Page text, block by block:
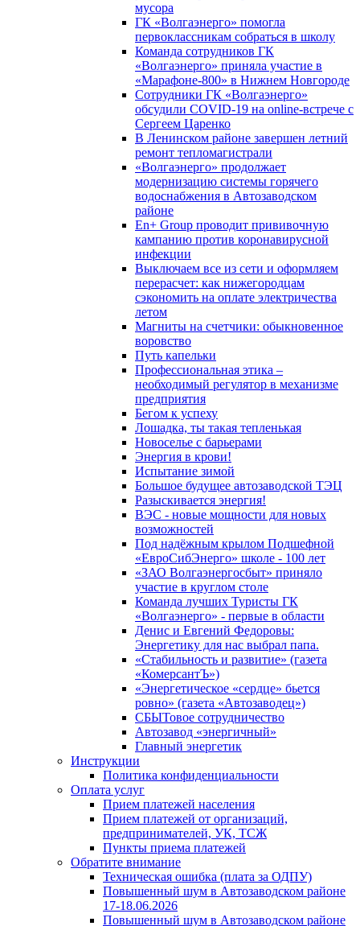
мусора
ГК «Волгаэнерго» помогла
первоклассникам собраться в школу
Команда сотрудников ГК
«Волгаэнерго» приняла участие в
«Марафоне-800» в Нижнем Новгороде
Сотрудники ГК «Волгаэнерго»
обсудили COVID-19 на online-встрече с
Сергеем Царенко
В Ленинском районе завершен летний
ремонт тепломагистрали
«Волгаэнерго» продолжает
модернизацию системы горячего
водоснабжения в Автозаводском
районе
En+ Group проводит прививочную
кампанию против коронавирусной
инфекции
Выключаем все из сети и оформляем
перерасчет: как нижегородцам
сэкономить на оплате электричества
летом
Магниты на счетчики: обыкновенное
воровство
Путь капельки
Профессиональная этика –
необходимый регулятор в механизме
предприятия
Бегом к успеху
Лошадка, ты такая тепленькая
Новоселье с барьерами
Энергия в крови!
Испытание зимой
Большое будущее автозаводской ТЭЦ
Разыскивается энергия!
ВЭС - новые мощности для новых
возможностей
Под надёжным крылом Подшефной
«ЕвроСибЭнерго» школе - 100 лет
«ЗАО Волгаэнергосбыт» приняло
участие в круглом столе
Команда лучших Туристы ГК
«Волгаэнерго» - первые в области
Денис и Евгений Федоровы:
Энергетику для нас выбрал папа.
«Стабильность и развитие» (газета
«КомерсантЪ»)
«Энергетическое «сердце» бьется
ровно» (газета «Автозаводец»)
СБЫТовое сотрудничество
Автозавод «энергичный»
Главный энергетик
Инструкции
Политика конфиденциальности
Оплата услуг
Прием платежей населения
Прием платежей от организаций,
предпринимателей, УК, ТСЖ
Пункты приема платежей
Обратите внимание
Техническая ошибка (плата за ОДПУ)
Повышенный шум в Автозаводском районе
17-18.06.2026
Повышенный шум в Автозаводском районе